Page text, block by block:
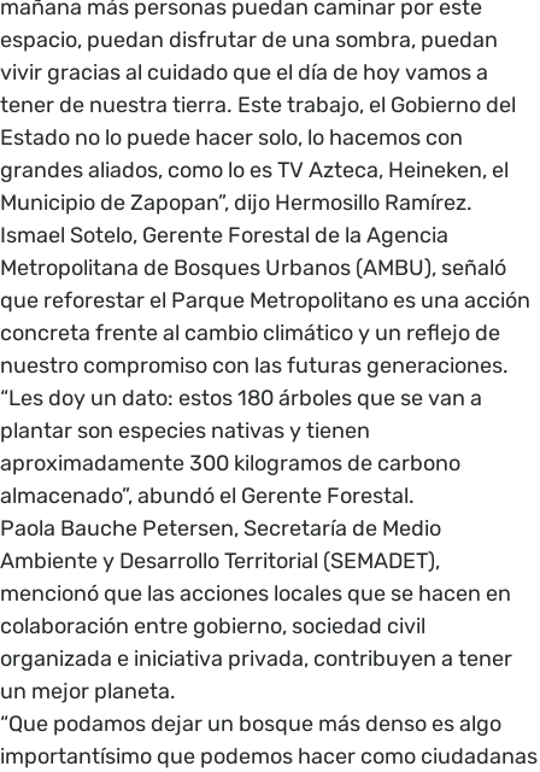
mañana más personas puedan caminar por este
espacio, puedan disfrutar de una sombra, puedan
vivir gracias al cuidado que el día de hoy vamos a
tener de nuestra tierra. Este trabajo, el Gobierno del
Estado no lo puede hacer solo, lo hacemos con
grandes aliados, como lo es TV Azteca, Heineken, el
Municipio de Zapopan”, dijo Hermosillo Ramírez.
Ismael Sotelo, Gerente Forestal de la Agencia
Metropolitana de Bosques Urbanos (AMBU), señaló
que reforestar el Parque Metropolitano es una acción
concreta frente al cambio climático y un reflejo de
nuestro compromiso con las futuras generaciones.
“Les doy un dato: estos 180 árboles que se van a
plantar son especies nativas y tienen
aproximadamente 300 kilogramos de carbono
almacenado”, abundó el Gerente Forestal.
Paola Bauche Petersen, Secretaría de Medio
Ambiente y Desarrollo Territorial (SEMADET),
mencionó que las acciones locales que se hacen en
colaboración entre gobierno, sociedad civil
organizada e iniciativa privada, contribuyen a tener
un mejor planeta.
“Que podamos dejar un bosque más denso es algo
importantísimo que podemos hacer como ciudadanas